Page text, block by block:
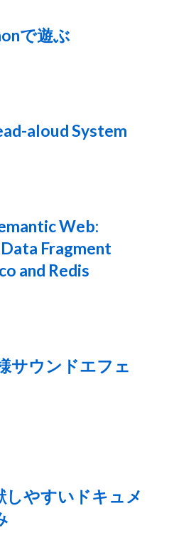
で遊ぶ
aloud System
Web:
Fragment
and Redis
サウンドエフェ
しやすいドキュメ